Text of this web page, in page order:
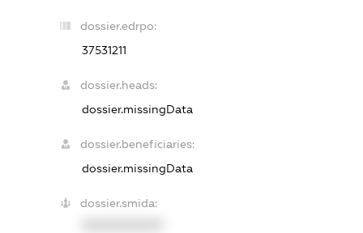
dossier.edrpo:
37531211
dossier.heads:
dossier.missingData
dossier.beneficiaries:
dossier.missingData
dossier.smida: